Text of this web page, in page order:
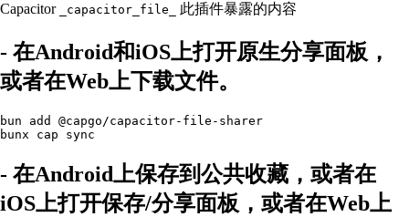
Capacitor
_capacitor_file_ 此插件暴露的内容
- 在Android和iOS上打开原生分享面板，
或者在Web上下载文件。
bun add @capgo/capacitor-file-sharer
- 在Android上保存到公共收藏，或者在
iOS上打开保存/分享面板，或者在Web上